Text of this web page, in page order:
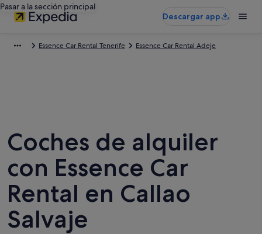
Pasar a la sección principal
Descargar app
Essence Car Rental Tenerife Essence Car Rental Adeje
Coches de alquiler
con Essence Car
Rental en Callao
Salvaje